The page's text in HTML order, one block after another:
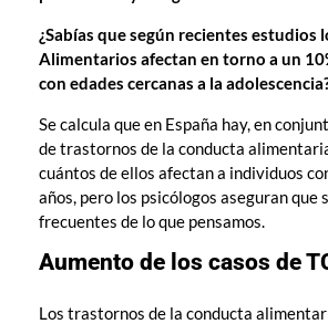
¿Sabías que según recientes estudios
Alimentarios afectan en torno a un
con edades cercanas a la
Se calcula que en España hay, en
de trastornos de la conducta
cuántos de ellos afectan a individuos
años, pero los psicólogos aseguran que
frecuentes de lo que pensamos.
Aumento de los casos de
Los trastornos de la conducta